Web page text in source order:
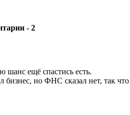
- 2
ещё спастись есть.
но ФНС сказал нет, так